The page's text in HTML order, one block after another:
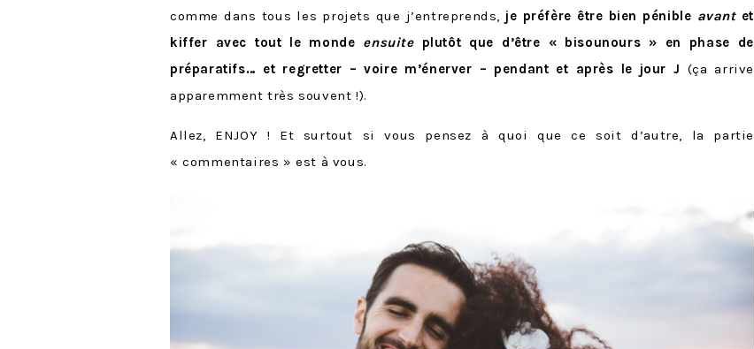
comme dans tous les projets que j’entreprends, je préfère être bien pénible avantet
kiffer avec tout le monde ensuiteplutôt que d’être « bisounours » en phase de
préparatifs… et regretter – voire m’énerver – pendant et après le jour J (ça arrive
apparemment très souvent !).
Allez, ENJOY ! Et surtout si vous pensez à quoi que ce soit d’autre, la partie
« commentaires » est à vous.